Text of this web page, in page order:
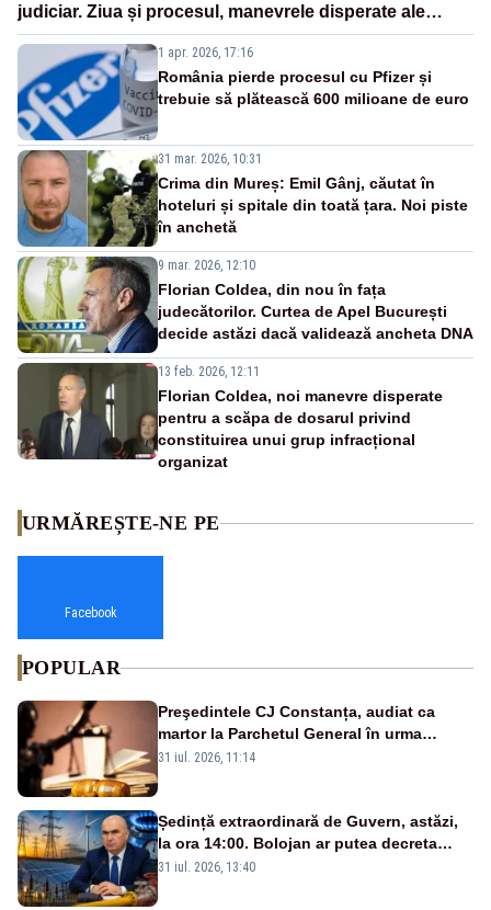
judiciar. Ziua și procesul, manevrele disperate ale
Sistemului
1 apr. 2026, 17:16
România pierde procesul cu Pfizer și
trebuie să plătească 600 milioane de euro
31 mar. 2026, 10:31
Crima din Mureș: Emil Gânj, căutat în
hoteluri și spitale din toată țara. Noi piste
în anchetă
9 mar. 2026, 12:10
Florian Coldea, din nou în fața
judecătorilor. Curtea de Apel București
decide astăzi dacă validează ancheta DNA
13 feb. 2026, 12:11
Florian Coldea, noi manevre disperate
pentru a scăpa de dosarul privind
constituirea unui grup infracțional
organizat
URMĂREȘTE-NE PE
Facebook
POPULAR
Preşedintele CJ Constanța, audiat ca
martor la Parchetul General în urma
percheziţiei la firma unde este acţionar
31 iul. 2026, 11:14
Ședință extraordinară de Guvern, astăzi,
la ora 14:00. Bolojan ar putea decreta
stare de urgență energetică
31 iul. 2026, 13:40